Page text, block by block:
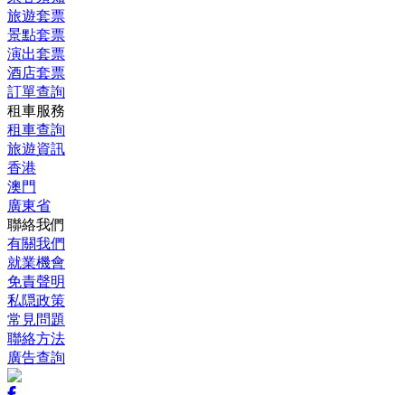
旅遊套票
景點套票
演出套票
酒店套票
訂單查詢
租車服務
租車查詢
旅遊資訊
香港
澳門
廣東省
聯絡我們
有關我們
就業機會
免責聲明
私隠政策
常見問題
聯絡方法
廣告查詢